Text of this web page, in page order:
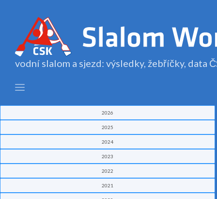
vodní slalom a sjezd: výsledky, žebříčky, data
2026
2025
2024
2023
2022
2021